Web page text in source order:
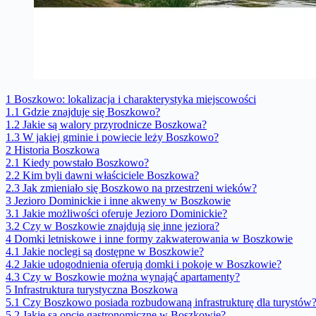
1 Boszkowo: lokalizacja i charakterystyka miejscowości
1.1 Gdzie znajduje się Boszkowo?
1.2 Jakie są walory przyrodnicze Boszkowa?
1.3 W jakiej gminie i powiecie leży Boszkowo?
2 Historia Boszkowa
2.1 Kiedy powstało Boszkowo?
2.2 Kim byli dawni właściciele Boszkowa?
2.3 Jak zmieniało się Boszkowo na przestrzeni wieków?
3 Jezioro Dominickie i inne akweny w Boszkowie
3.1 Jakie możliwości oferuje Jezioro Dominickie?
3.2 Czy w Boszkowie znajdują się inne jeziora?
4 Domki letniskowe i inne formy zakwaterowania w Boszkowie
4.1 Jakie noclegi są dostępne w Boszkowie?
4.2 Jakie udogodnienia oferują domki i pokoje w Boszkowie?
4.3 Czy w Boszkowie można wynająć apartamenty?
5 Infrastruktura turystyczna Boszkowa
5.1 Czy Boszkowo posiada rozbudowaną infrastrukturę dla turystów?